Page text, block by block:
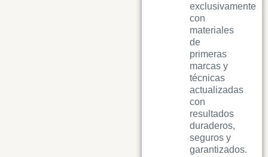
exclusivamente
con
materiales
de
primeras
marcas y
técnicas
actualizadas
con
resultados
duraderos,
seguros y
garantizados.